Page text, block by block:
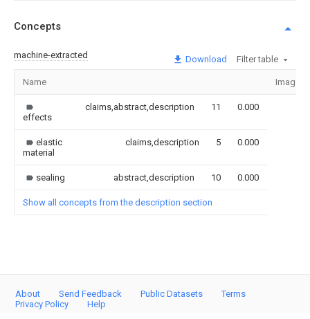
Concepts
machine-extracted Download Filter table
Name Image
effects
claims,abstract,description 11 0.000
elastic
material
claims,description 5 0.000
sealing abstract,description 10 0.000
Show all concepts from the description section
About Send Feedback Public Datasets
Terms
Privacy Policy
Help